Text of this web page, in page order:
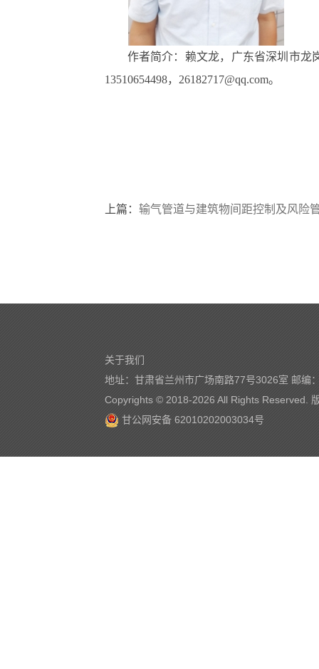
作者简介：赖文龙，广东省深圳市龙
13510654498，26182717@qq.com。
上篇： 输气管道与建筑物间距控制及风险
关于我们
地址：甘肃省兰州市广场南路77号3026室 邮编
Copyrights © 2018-2026 All Rights Reserved.
甘公网安备 62010202003034号